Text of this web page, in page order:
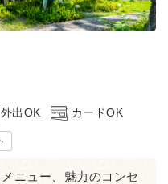
外出OK カードOK
ニュー、魅力のコンセ